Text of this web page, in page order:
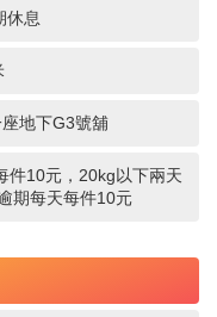
休息
地下G3號舖
件10元，20kg以下兩天
期每天每件10元